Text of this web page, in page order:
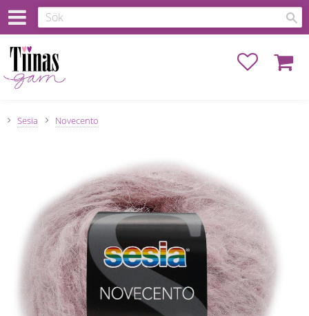
Favoriter
Sesia Novecento